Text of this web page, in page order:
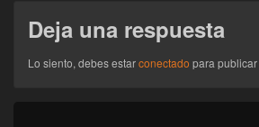
Deja una respuesta
Lo siento, debes estarconectado para